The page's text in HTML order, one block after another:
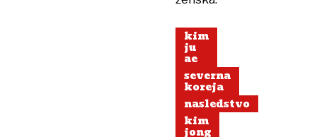
kim
ju
ae
severna
koreja
nasledstvo
kim
jong